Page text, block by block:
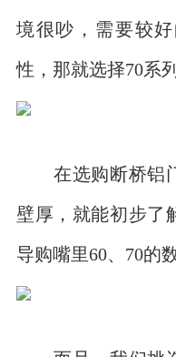
境很吵，需要较
性，那就选择70系
在选购断桥铝门
壁厚，就能初步了
导购嘴里60、70的